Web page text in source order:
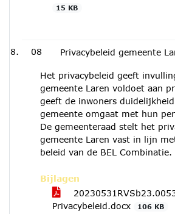
15 KB
08 Privacybeleid gemeente
Het privacybeleid geeft
gemeente Laren voldoet aan
geeft de inwoners
gemeente omgaat met hun
De gemeenteraad stelt het
gemeente Laren vast in lijn
beleid van de BEL Combinatie.
Bijlagen
Privacybeleid.docx
106 KB